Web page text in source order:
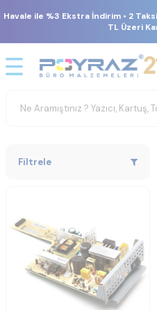
Havale ile %3 Ekstra İndirim • 2
TL Üzeri
Filtrele